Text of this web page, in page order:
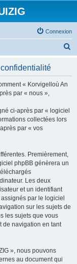
Connexion
« Korvigelloù An
par « nous »,
ci-après par « logiciel
collectées lors
par « vos
Premièrement,
phpBB génèrera un
Les deux
et un identifiant
par le logiciel
sur les sujets de
les sujets que vous
de navigation en tant
», nous pouvons
au document qui